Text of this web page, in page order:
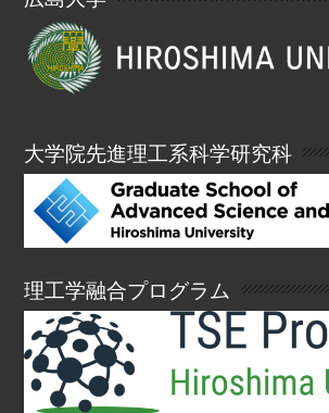
大学院先進理工系科学研究科
理工学融合プログラム